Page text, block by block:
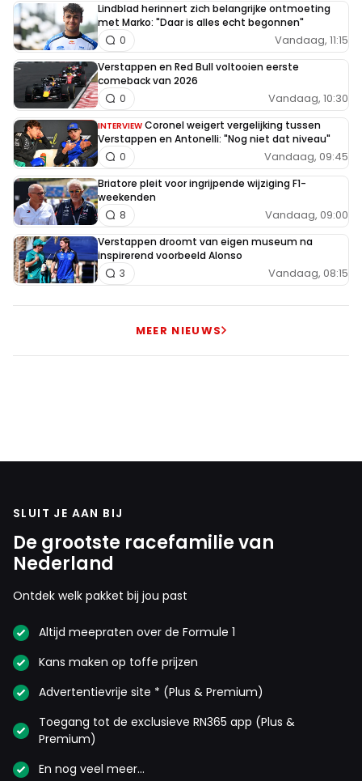
Lindblad herinnert zich belangrijke ontmoeting
met Marko: "Daar is alles echt begonnen"
Vandaag, 11:15
0
Verstappen en Red Bull voltooien eerste
comeback van 2026
Vandaag, 10:30
0
INTERVIEW Coronel weigert vergelijking tussen
Verstappen en Antonelli: "Nog niet dat niveau"
Vandaag, 09:45
0
Briatore pleit voor ingrijpende wijziging F1-
weekenden
Vandaag, 09:00
8
Verstappen droomt van eigen museum na
inspirerend voorbeeld Alonso
Vandaag, 08:15
3
MEER NIEUWS
SLUIT JE AAN BIJ
De grootste racefamilie van
Nederland
Ontdek welk pakket bij jou past
Altijd meepraten over de Formule 1
Kans maken op toffe prijzen
Advertentievrije site * (Plus & Premium)
Toegang tot de exclusieve RN365 app (Plus &
Premium)
En nog veel meer…